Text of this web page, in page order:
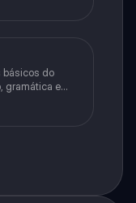
básicos do
gramática e